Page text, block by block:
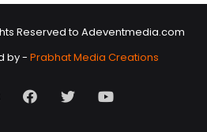
Reserved to Adeventmedia.com
by - Prabhat Media Creations
Facebook
X Youtube